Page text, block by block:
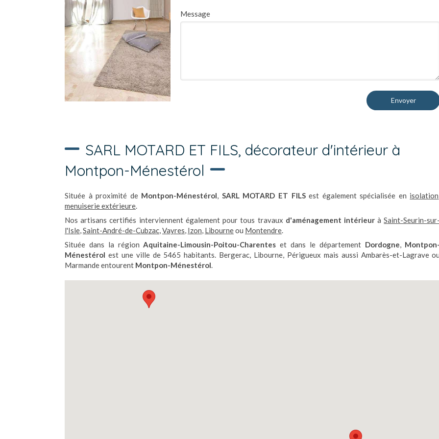
Message
Envoyer
SARL MOTARD ET FILS, décorateur d'intérieur à
Montpon-Ménestérol
Située à proximité de Montpon-Ménestérol, SARL MOTARD ET FILSest également spécialisée en isolation
menuiserie extérieure.
Nos artisans certifiés interviennent également pour tous travaux d'aménagement intérieuràSaint-Seurin-
l'Isle,Saint-André-de-Cubzac,Vayres, Izon, Libourneou Montendre.
Située dans la régionAquitaine-Limousin-Poitou-Charentes et dans le département Dordogne,
Ménestérol est une ville de 5465 habitants. Bergerac, Libourne, Périgueux mais aussi Ambarès-et-Lagrave
Marmande entourent Montpon-Ménestérol.